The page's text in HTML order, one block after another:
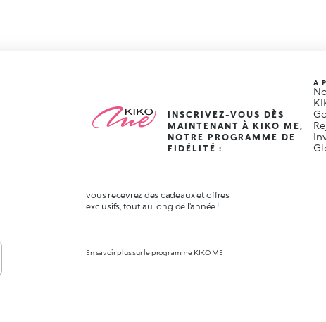
INSCRIVEZ-VOUS DÈS
MAINTENANT À KIKO ME,
NOTRE PROGRAMME DE
FIDÉLITÉ :
vous recevrez des cadeaux et offres
exclusifs, tout au long de l'année !
En savoir plus sur le programme KIKO ME
A